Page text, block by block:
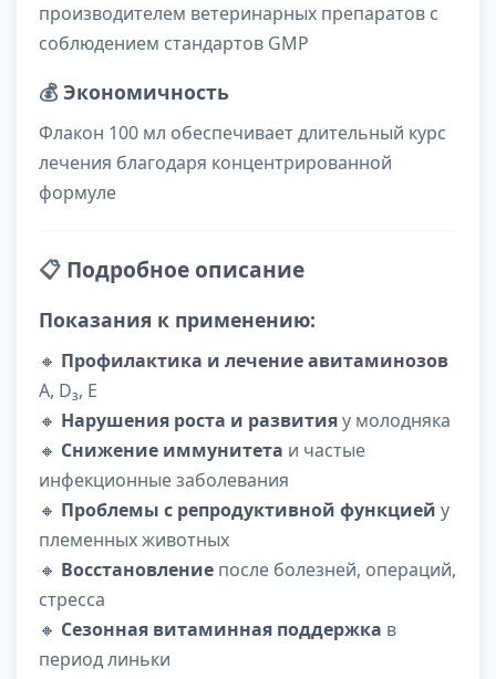
производителем ветеринарных препаратов с
соблюдением стандартов GMP
💰 Экономичность
Флакон 100 мл обеспечивает длительный курс
лечения благодаря концентрированной
формуле
📋 Подробное описание
Показания к применению:
🔸 Профилактика и лечение авитаминозов
А, D₃, Е
🔸 Нарушения роста и развитияу молодняка
🔸 Снижение иммунитета и частые
инфекционные заболевания
🔸 Проблемы с репродуктивной функцией у
племенных животных
🔸 Восстановление после болезней, операций,
стресса
🔸 Сезонная витаминная поддержка в
период линьки